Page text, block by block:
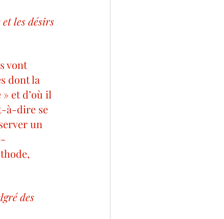
les désirs
vont
dont la
et d’où il
à-dire se
un
des